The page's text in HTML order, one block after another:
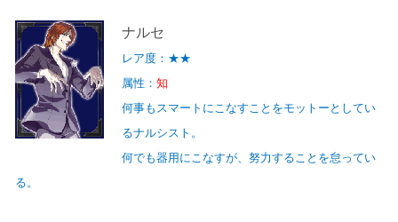
ナルセ
レア度：★★
属性： 知
何事もスマートにこなすことをモットーとしてい
るナルシスト。
何でも器用にこなすが、努力することを怠ってい
る。